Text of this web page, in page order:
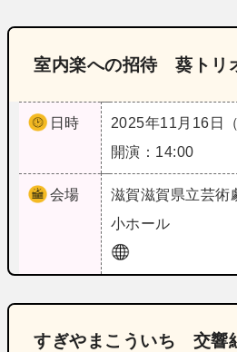
室内楽への招待 葵トリ
日時
2025年11月16日（
開演：14:00
会場 滋賀滋賀県立芸術
小ホール
すぎやまこういち 交響